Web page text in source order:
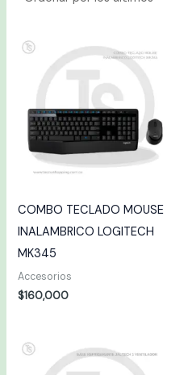
COMBO TECLADO MOUSE
INALAMBRICO LOGITECH
MK345
Accesorios
$160,000